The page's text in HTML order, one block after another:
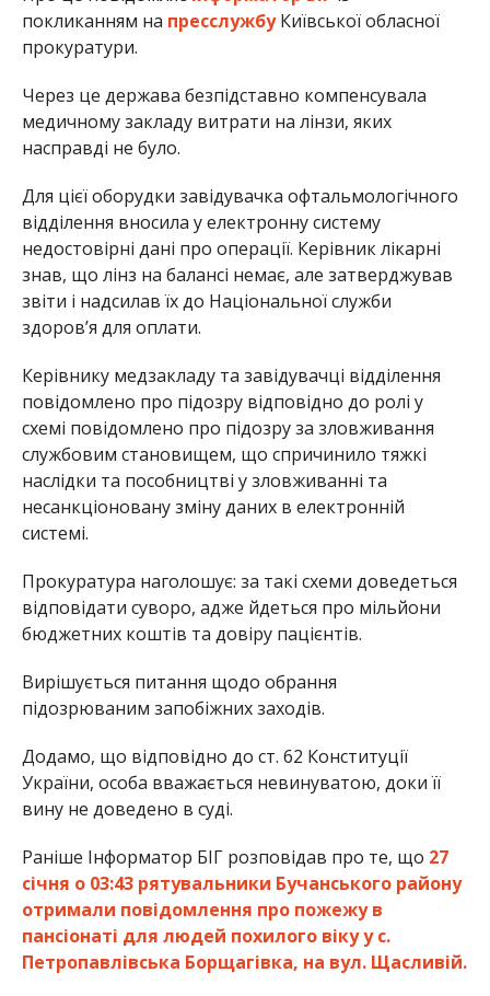
покликанням на пресслужбуКиївської обласної
прокуратури.
Через це держава безпідставно компенсувала
медичному закладу витрати на лінзи, яких
насправді не було.
Для цієї оборудки завідувачка офтальмологічного
відділення вносила у електронну систему
недостовірні дані про операції. Керівник лікарні
знав, що лінз на балансі немає, але затверджував
звіти і надсилав їх до Національної служби
здоров’я для оплати.
Керівнику медзакладу та завідувачці відділення
повідомлено про підозру відповідно до ролі у
схемі повідомлено про підозру за зловживання
службовим становищем, що спричинило тяжкі
наслідки та пособництві у зловживанні та
несанкціоновану зміну даних в електронній
системі.
Прокуратура наголошує: за такі схеми доведеться
відповідати суворо, адже йдеться про мільйони
бюджетних коштів та довіру пацієнтів.
Вирішується питання щодо обрання
підозрюваним запобіжних заходів.
Додамо, що відповідно до ст. 62 Конституції
України, особа вважається невинуватою, доки її
вину не доведено в суді.
Раніше Інформатор БІГ розповідав про те, що 27
січня о 03:43 рятувальники Бучанського району
отримали повідомлення про пожежу в
пансіонаті для людей похилого віку у с.
Петропавлівська Борщагівка, на вул. Щасливій.